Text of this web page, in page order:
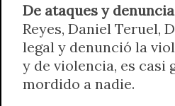
De ataques y
Reyes, Daniel Teruel,
legal y denunció la
y de violencia, es casi
mordido a nadie.